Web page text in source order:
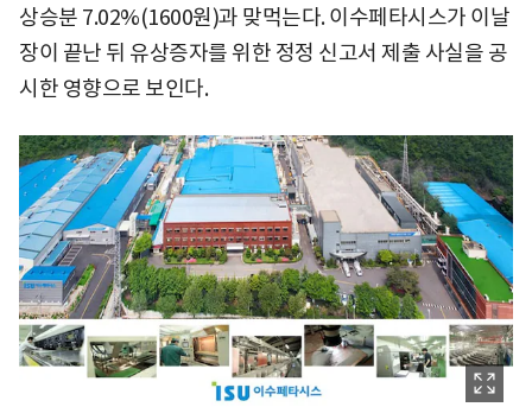
상승분 7.02%(1600원)과 맞먹는다. 이수페타시스가 이날
장이 끝난 뒤 유상증자를 위한 정정 신고서 제출 사실을 공
시한 영향으로 보인다.